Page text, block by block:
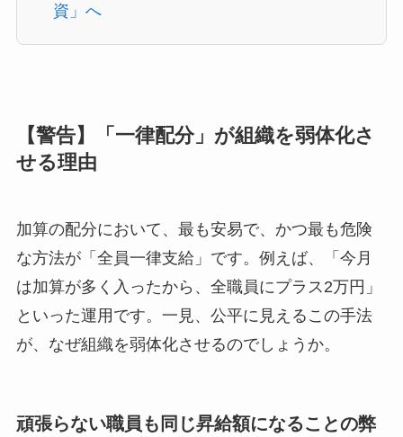
資」へ
【警告】「一律配分」が組織を弱体化さ
せる理由
加算の配分において、最も安易で、かつ最も危険
な方法が「全員一律支給」です。例えば、「今月
は加算が多く入ったから、全職員にプラス2万円」
といった運用です。一見、公平に見えるこの手法
が、なぜ組織を弱体化させるのでしょうか。
頑張らない職員も同じ昇給額になることの弊